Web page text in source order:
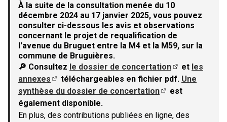
À la suite de la consultation menée du 10
décembre 2024 au 17 janvier 2025, vous pouvez
consulter ci-dessous les avis et observations
concernant le projet de requalification de
l'avenue du Bruguet entre la M4 et la M59, sur la
commune de Bruguières.
🔎 Consultez le dossier de concertation
(S'ouvre dans
et les
annexes
(S'ouvre dans un nouvel onglet)
téléchargeables en fichier pdf. Une
synthèse du dossier de concertation
est
également disponible.
En plus, des contributions publiées en ligne, des